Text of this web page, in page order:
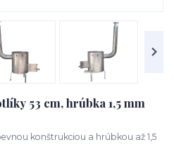
53 cm, hrúbka 1,5 mm
konštrukciou a hrúbkou až 1,5